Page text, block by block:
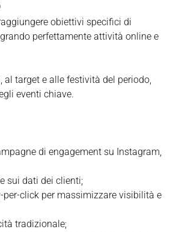
obiettivi specifici di
perfettamente attività online e
al target e alle festività del periodo,
eventi chiave.
di engagement su Instagram,
sui dati dei clienti;
click per massimizzare visibilità e
tradizionale;